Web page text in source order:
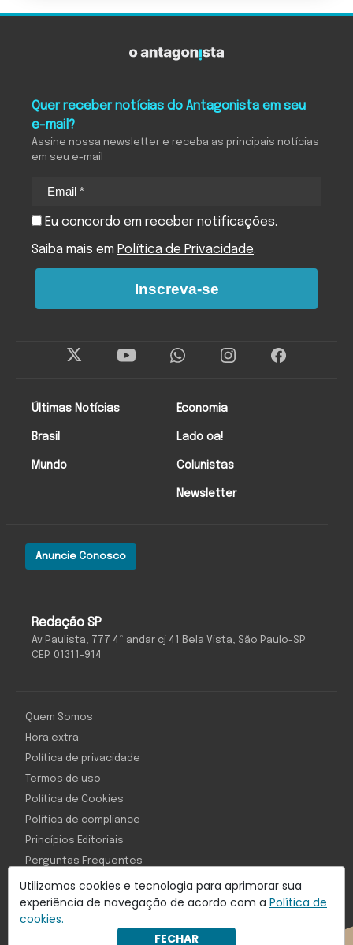
Utilizamos cookies e tecnologia para aprimorar sua
experiência de navegação de acordo com a Política de
cookies.
FECHAR
Redação SP
Av Paulista, 777 4º andar cj 41 Bela Vista, São Paulo-SP
CEP: 01311-914
Anuncie Conosco
Últimas Notícias
Brasil
Mundo
Economia
Lado oa!
Colunistas
Newsletter
Quer receber notícias do Antagonista em seu
e-mail?
Assine nossa newsletter e receba as principais notícias
em seu e-mail
Eu concordo em receber notificações.
Saiba mais em Política de Privacidade.
Inscreva-se
Com inteligência e tecnologia:
Object1ve - Marketing Solution
Quem Somos
Hora extra
Política de privacidade
Termos de uso
Política de Cookies
Política de compliance
Princípios Editoriais
Perguntas Frequentes